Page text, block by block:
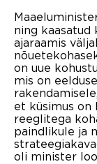
ning
ajaraamis
on uue
mis on
et küsimus on
reeglitega
paindlikule ja
oli minister